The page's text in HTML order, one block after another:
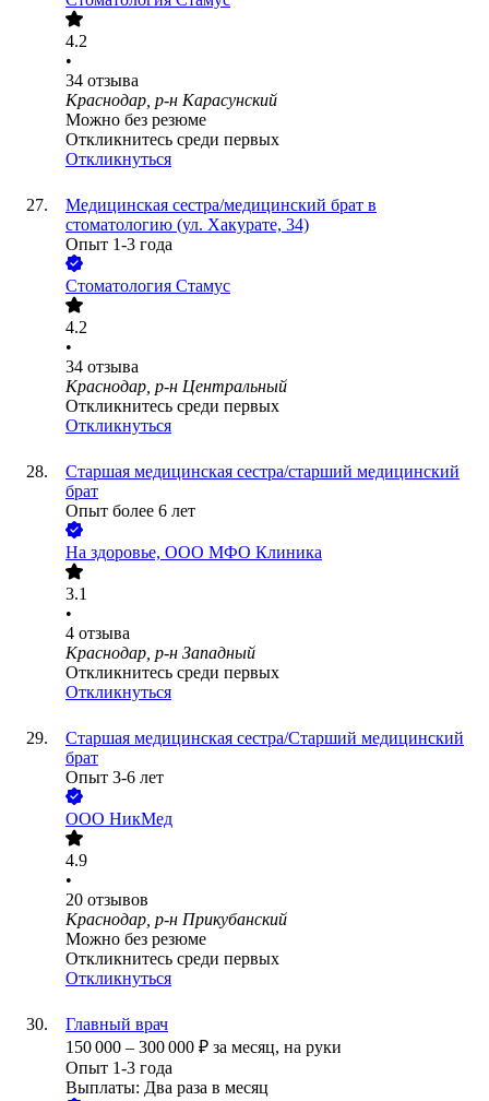
4.2
•
34 отзыва
Краснодар, р-н Карасунский
Можно без резюме
Откликнитесь среди первых
Откликнуться
Медицинская сестра/медицинский брат в
стоматологию (ул. Хакурате, 34)
Опыт 1-3 года
Стоматология Стамус
4.2
•
34 отзыва
Краснодар, р-н Центральный
Откликнитесь среди первых
Откликнуться
Старшая медицинская сестра/старший медицинский
брат
Опыт более 6 лет
На здоровье, ООО МФО Клиника
3.1
•
4 отзыва
Краснодар, р-н Западный
Откликнитесь среди первых
Откликнуться
Старшая медицинская сестра/Старший медицинский
брат
Опыт 3-6 лет
ООО НикМед
4.9
•
20 отзывов
Краснодар, р-н Прикубанский
Можно без резюме
Откликнитесь среди первых
Откликнуться
Главный врач
150 000 – 300 000 ₽ за месяц, на руки
Опыт 1-3 года
Выплаты: Два раза в месяц